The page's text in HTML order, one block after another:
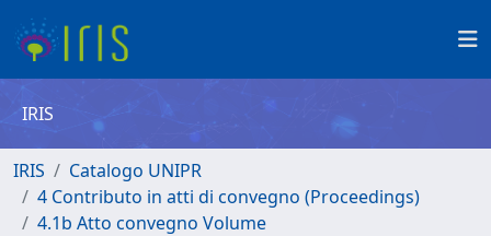
IRIS
IRIS
Catalogo UNIPR
4 Contributo in atti di convegno (Proceedings)
4.1b Atto convegno Volume